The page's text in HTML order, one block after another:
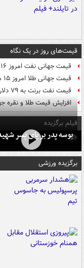
قیمت‌های روز در یک نگاه
قیمت جهانی نفت امروز ۱۶ مرداد
قیمت جهانی طلا امروز ۱۵ مرداد
قیمت نفت برنت به ۷۹ دلار رسید
افزایش قیمت طلا و نقره
فیلم برگزیده
بوسه‌ پدر بر پای پسر
برگزیده ورزشی